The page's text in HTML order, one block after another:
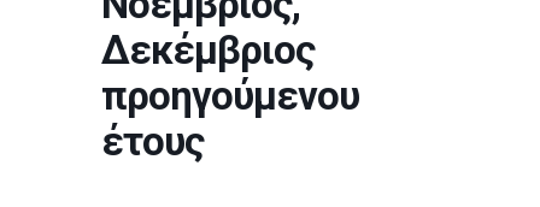
Δεκέμβριος
προηγούμενου
έτους